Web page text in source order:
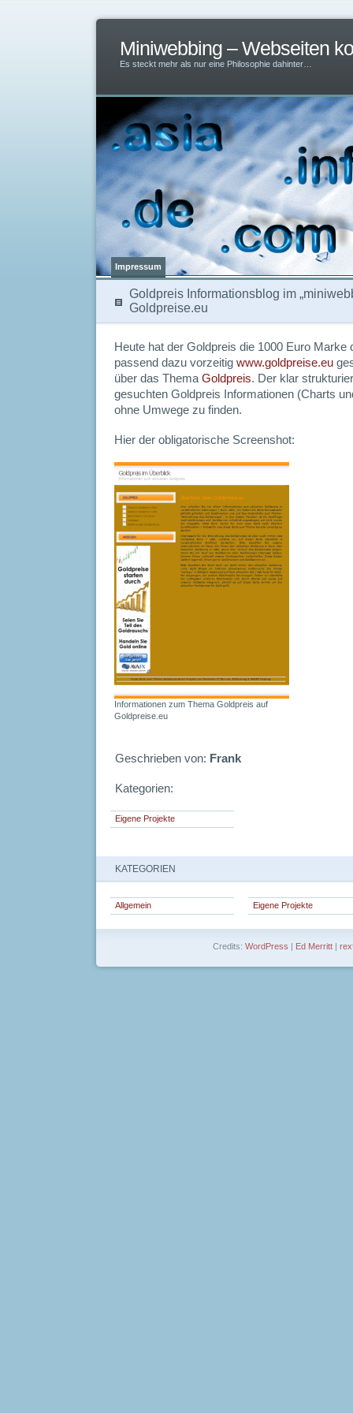
Miniwebbing – Webseiten
Es steckt mehr als nur eine Philosophie dahinter…
Impressum
Goldpreis Informationsblog im
Goldpreise.eu
Heute hat der Goldpreis die 1000 Euro Marke
passend dazu vorzeitig www.goldpreise.eu
über das Thema Goldpreis. Der klar
gesuchten Goldpreis Informationen (Charts
ohne Umwege zu finden.
Hier der obligatorische Screenshot:
Informationen zum Thema Goldpreis auf
Goldpreise.eu
Geschrieben von: Frank
Kategorien:
Eigene Projekte
KATEGORIEN
Allgemein Eigene Projekte
Credits: WordPress | Ed Merritt |